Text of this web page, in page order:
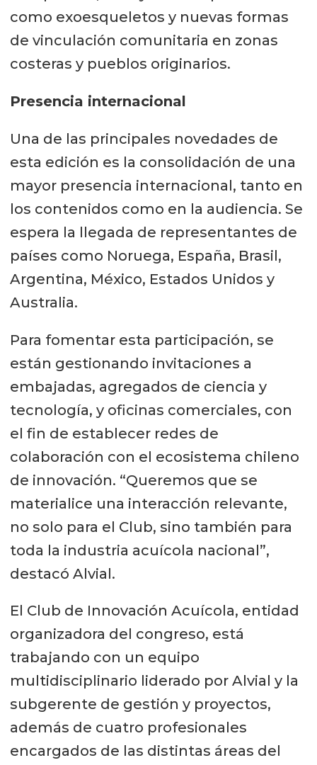
como exoesqueletos y nuevas formas
de vinculación comunitaria en zonas
costeras y pueblos originarios.
Presencia internacional
Una de las principales novedades de
esta edición es la consolidación de una
mayor presencia internacional, tanto en
los contenidos como en la audiencia. Se
espera la llegada de representantes de
países como Noruega, España, Brasil,
Argentina, México, Estados Unidos y
Australia.
Para fomentar esta participación, se
están gestionando invitaciones a
embajadas, agregados de ciencia y
tecnología, y oficinas comerciales, con
el fin de establecer redes de
colaboración con el ecosistema chileno
de innovación. “Queremos que se
materialice una interacción relevante,
no solo para el Club, sino también para
toda la industria acuícola nacional”,
destacó Alvial.
El Club de Innovación Acuícola, entidad
organizadora del congreso, está
trabajando con un equipo
multidisciplinario liderado por Alvial y la
subgerente de gestión y proyectos,
además de cuatro profesionales
encargados de las distintas áreas del